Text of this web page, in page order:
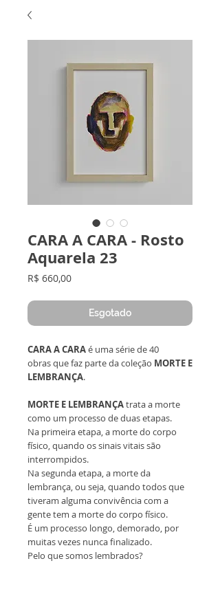
CARA A CARA - Rosto
Aquarela 23
R$ 660,00Preço
Esgotado
CARA A CARAé uma série de 40
obras que faz parte da coleção MORTE E
LEMBRANÇA.
MORTE E LEMBRANÇAtrata a morte
como um processo de duas etapas.
Na primeira etapa, a morte do corpo
físico, quando os sinais vitais são
interrompidos.
Na segunda etapa, a morte da
lembrança, ou seja, quando todos que
tiveram alguma convivência com a
gente tem a morte do corpo físico.
É um processo longo, demorado, por
muitas vezes nunca finalizado.
Pelo que somos lembrados?